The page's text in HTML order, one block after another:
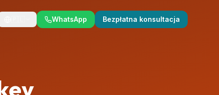
WhatsApp Bezpłatna konsultacja